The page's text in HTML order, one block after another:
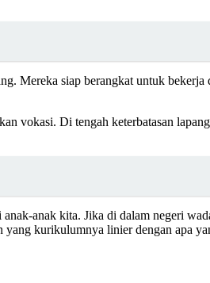
Mereka siap berangkat untuk bekerja
vokasi. Di tengah keterbatasan
anak kita. Jika di dalam negeri
yang kurikulumnya linier dengan apa